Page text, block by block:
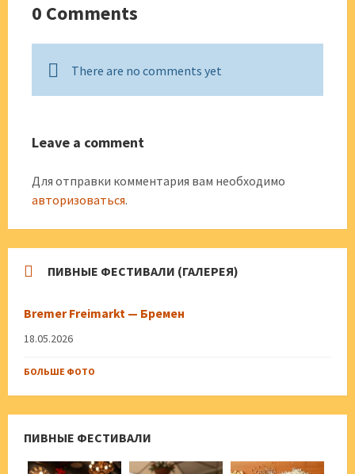
0 Comments
There are no comments yet
Leave a comment
Для отправки комментария вам необходимо
авторизоваться.
ПИВНЫЕ ФЕСТИВАЛИ (ГАЛЕРЕЯ)
Bremer Freimarkt — Бремен
18.05.2026
БОЛЬШЕ ФОТО
ПИВНЫЕ ФЕСТИВАЛИ